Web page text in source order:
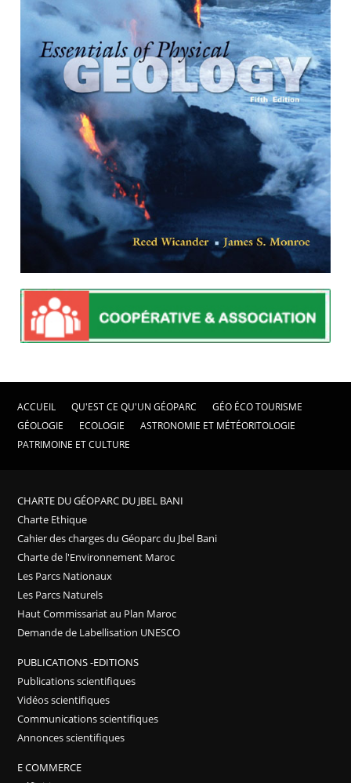
ACCUEIL QU'EST CE QU'UN GÉOPARC
GÉO ÉCO TOURISME
GÉOLOGIE
ECOLOGIE
ASTRONOMIE ET MÉTÉORITOLOGIE
PATRIMOINE ET CULTURE
CHARTE DU GÉOPARC DU JBEL BANI
Charte Ethique
Cahier des charges du Géoparc du Jbel Bani
Charte de l'Environnement Maroc
Les Parcs Nationaux
Les Parcs Naturels
Haut Commissariat au Plan Maroc
Demande de Labellisation UNESCO
PUBLICATIONS -EDITIONS
Publications scientifiques
Vidéos scientifiques
Communications scientifiques
Annonces scientifiques
E COMMERCE